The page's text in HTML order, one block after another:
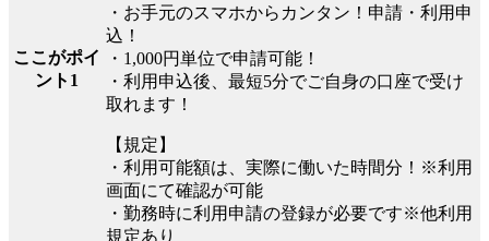
ここがポイ
ント1
・お手元のスマホからカンタン！申請・利用申
込！
・1,000円単位で申請可能！
・利用申込後、最短5分でご自身の口座で受け
取れます！
【規定】
・利用可能額は、実際に働いた時間分！※利用
画面にて確認が可能
・勤務時に利用申請の登録が必要です※他利用
規定あり